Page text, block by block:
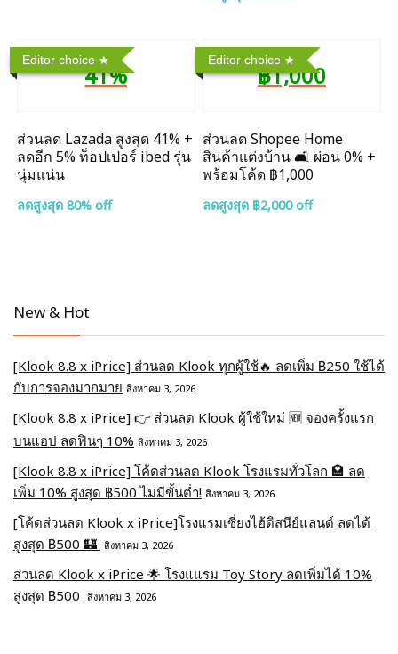
Editor choice
41%
ส่วนลด Lazada สูงสุด 41% +
ลดอีก 5% ท็อปเปอร์ ibed รุ่น
นุ่มแน่น
ลดสูงสุด 80% off
Editor choice
฿1,000
ส่วนลด Shopee Home
สินค้าแต่งบ้าน 🛋️ ผ่อน 0% +
พร้อมโค้ด ฿1,000
ลดสูงสุด ฿2,000 off
New & Hot
[Klook 8.8 x iPrice] ส่วนลด Klook ทุกผู้ใช้🔥 ลดเพิ่ม ฿250 ใช้ได้
กับการจองมากมาย สิงหาคม 3, 2026
[Klook 8.8 x iPrice] 👉 ส่วนลด Klook ผู้ใช้ใหม่ 🆕 จองครั้งแรก
บนแอป ลดฟินๆ 10% สิงหาคม 3, 2026
[Klook 8.8 x iPrice] โค้ดส่วนลด Klook โรงแรมทั่วโลก 🏩 ลด
เพิ่ม 10% สูงสุด ฿500 ไม่มีขั้นต่ำ! สิงหาคม 3, 2026
[โค้ดส่วนลด Klook x iPrice]โรงแรมเซี่ยงไฮ้ดิสนีย์แลนด์ ลดได้
สูงสุด ฿500 🏰 สิงหาคม 3, 2026
ส่วนลด Klook x iPrice 🌟 โรงแแรม Toy Story ลดเพิ่มได้ 10%
สูงสุด ฿500 สิงหาคม 3, 2026